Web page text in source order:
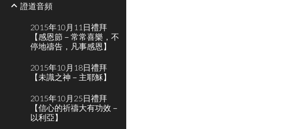
證道音頻
2015年10月11日禮拜
【感恩節－常常喜樂，不
停地禱告，凡事感恩】
2015年10月18日禮拜
【未識之神－主耶穌】
2015年10月25日禮拜
【信心的祈禱大有功效－
以利亞】